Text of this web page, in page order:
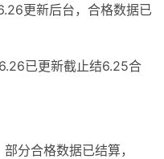
更新后台，合格数据已
已更新截止结6.25合
分合格数据已结算，